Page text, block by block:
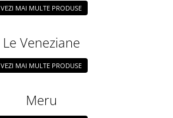
VEZI MAI MULTE PRODUSE
Le Veneziane
VEZI MAI MULTE PRODUSE
Meru